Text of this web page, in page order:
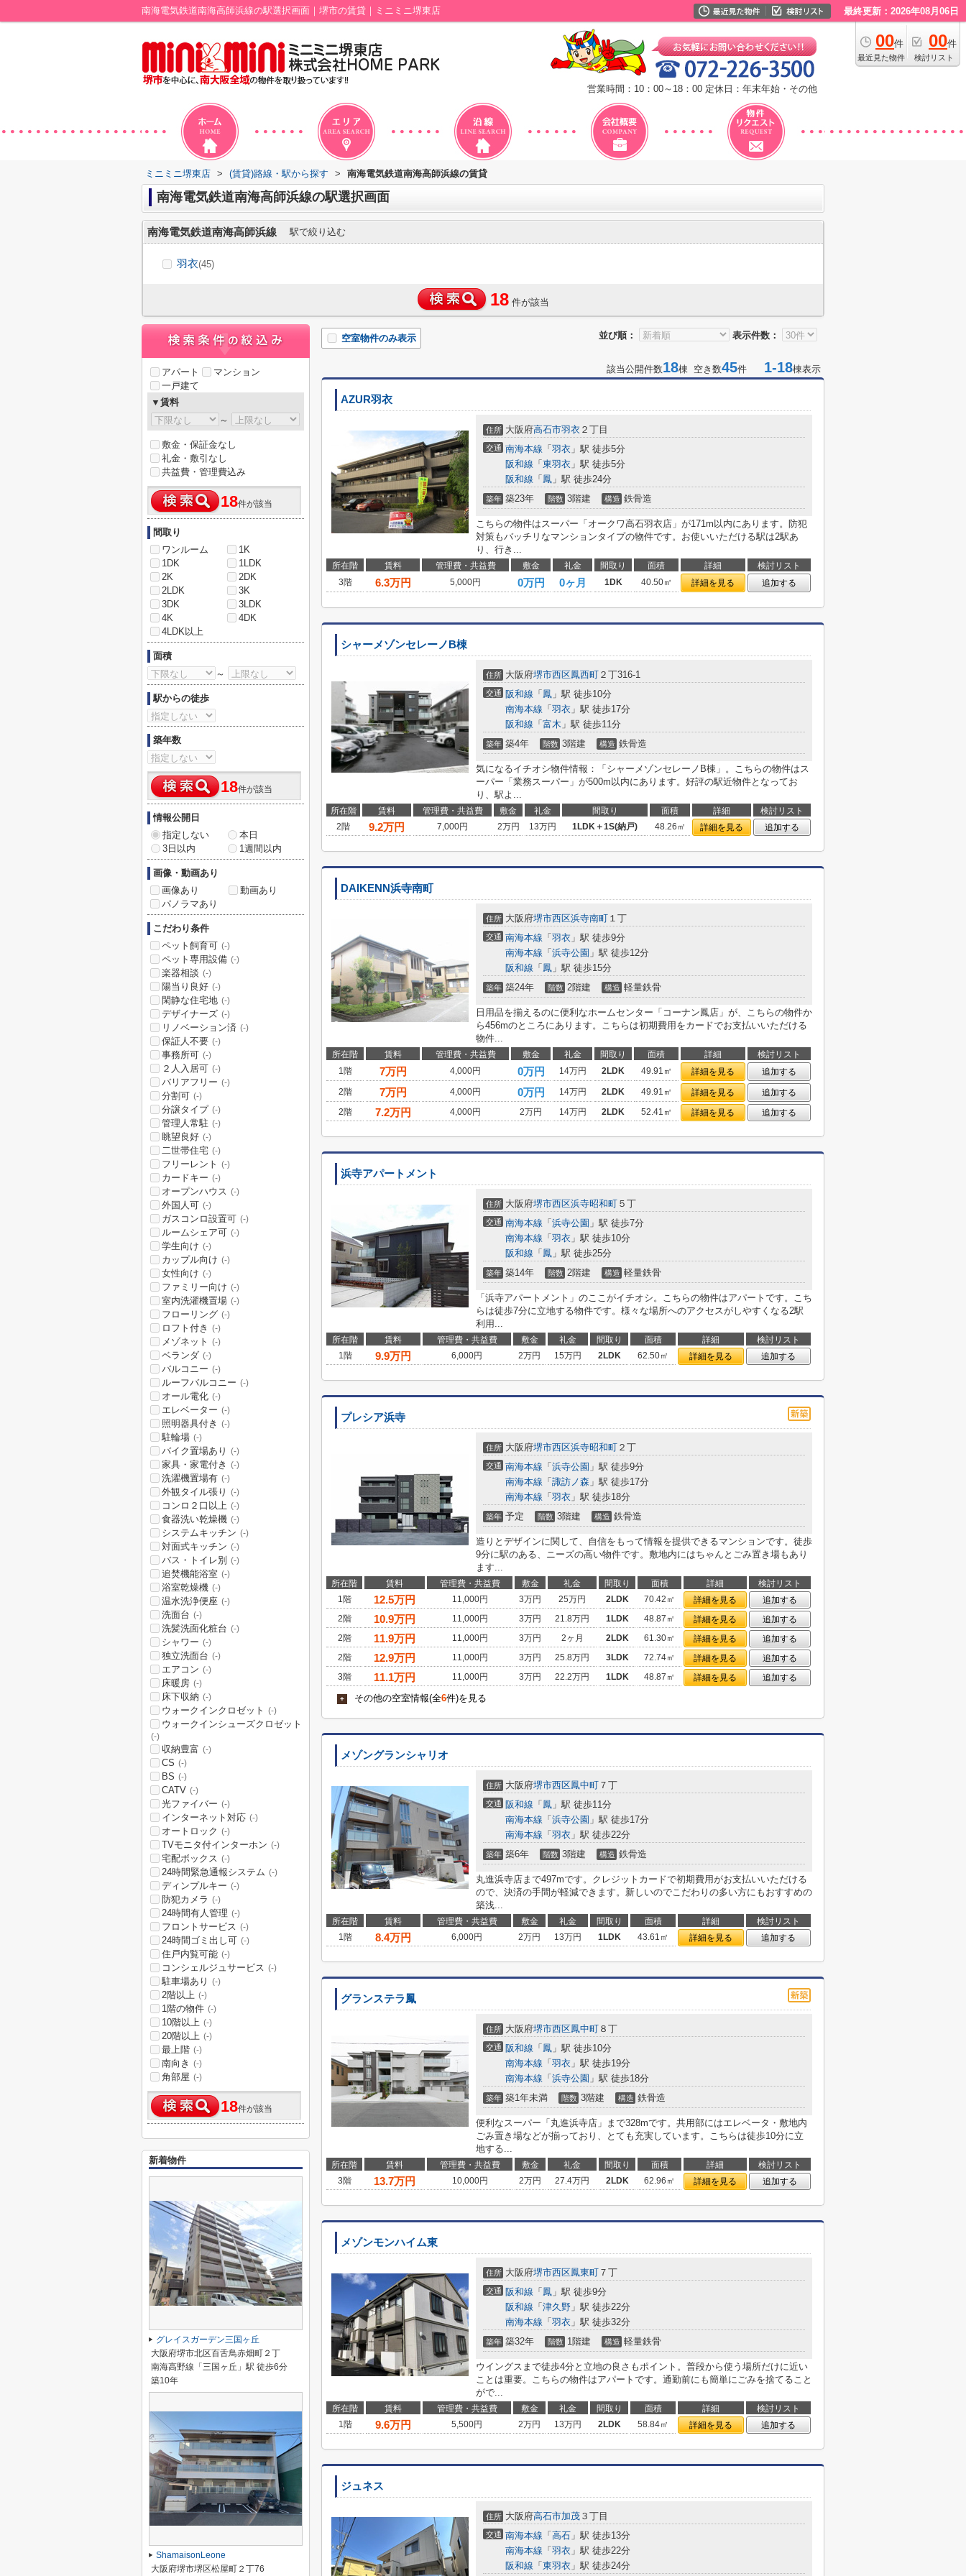
南海電気鉄道南海高師浜線の駅選択画面｜堺市の賃貸｜ミニミニ堺東店 最終更新：2026年08月06日
00件
最近見た物件
00件
検討リスト
営業時間：10：00～18：00 定休日：年末年始・その他
ミニミニ堺東店 > (賃貸)路線・駅から探す > 南海電気鉄道南海高師浜線の賃貸
南海電気鉄道南海高師浜線の駅選択画面
南海電気鉄道南海高師浜線 駅で絞り込む
羽衣(45)
18 件が該当
並び順： 表示件数：
空室物件のみ表示
該当公開件数18棟 空き数45件 1-18棟表示
AZUR羽衣
住所 大阪府高石市羽衣 ２丁目
交通 南海本線 「 羽衣 」駅 徒歩5分
阪和線 「 東羽衣 」駅 徒歩5分
阪和線 「 鳳 」駅 徒歩24分
築年 築23年 階数 3階建 構造 鉄骨造
こちらの物件はスーパー「オークワ高石羽衣店」が171m以内にあります。防犯
対策もバッチリなマンションタイプの物件です。お使いいただける駅は2駅あ
り、行き...
所在階 賃料 管理費・共益費 敷金 礼金 間取り 面積 詳細
検討リスト
3階
6.3万円 5,000円 0万円 0ヶ月 1DK 40.50㎡ 詳細を見る 追加する
シャーメゾンセレーノB棟
住所 大阪府堺市西区鳳西町 ２丁316-1
交通 阪和線 「 鳳 」駅 徒歩10分
南海本線 「 羽衣 」駅 徒歩17分
阪和線 「 富木 」駅 徒歩11分
築年 築4年 階数 3階建 構造 鉄骨造
気になるイチオシ物件情報：「シャーメゾンセレーノB棟」。こちらの物件はス
ーパー「業務スーパー」が500m以内にあります。好評の駅近物件となってお
り、駅よ...
所在階 賃料 管理費・共益費 敷金 礼金 間取り 面積 詳細
検討リスト
2階
9.2万円 7,000円 2万円 13万円 1LDK＋1S(納戸) 48.26㎡ 詳細を見る 追加する
DAIKENN浜寺南町
住所 大阪府堺市西区浜寺南町 １丁
交通 南海本線 「 羽衣 」駅 徒歩9分
南海本線 「 浜寺公園 」駅 徒歩12分
阪和線 「 鳳 」駅 徒歩15分
築年 築24年 階数 2階建 構造 軽量鉄骨
日用品を揃えるのに便利なホームセンター「コーナン鳳店」が、こちらの物件か
ら456mのところにあります。こちらは初期費用をカードでお支払いいただける
物件...
所在階 賃料 管理費・共益費 敷金 礼金 間取り 面積 詳細
検討リスト
1階
7万円 4,000円 0万円 14万円 2LDK 49.91㎡ 詳細を見る
追加する
2階
7万円 4,000円 0万円 14万円 2LDK 49.91㎡ 詳細を見る
追加する
2階
7.2万円 4,000円 2万円 14万円 2LDK 52.41㎡ 詳細を見る 追加する
浜寺アパートメント
住所 大阪府堺市西区浜寺昭和町 ５丁
交通 南海本線 「 浜寺公園 」駅 徒歩7分
南海本線 「 羽衣 」駅 徒歩10分
阪和線 「 鳳 」駅 徒歩25分
築年 築14年 階数 2階建 構造 軽量鉄骨
「浜寺アパートメント」のここがイチオシ。こちらの物件はアパートです。こち
らは徒歩7分に立地する物件です。様々な場所へのアクセスがしやすくなる2駅
利用...
所在階 賃料 管理費・共益費 敷金 礼金 間取り 面積 詳細
検討リスト
1階
9.9万円 6,000円 2万円 15万円 2LDK 62.50㎡ 詳細を見る 追加する
プレシア浜寺
住所 大阪府堺市西区浜寺昭和町 ２丁
交通 南海本線 「 浜寺公園 」駅 徒歩9分
南海本線 「 諏訪ノ森 」駅 徒歩17分
南海本線 「 羽衣 」駅 徒歩18分
築年 予定 階数 3階建 構造 鉄骨造
造りとデザインに関して、自信をもって情報を提供できるマンションです。徒歩
9分に駅のある、ニーズの高い物件です。敷地内にはちゃんとごみ置き場もあり
ます...
所在階 賃料 管理費・共益費 敷金 礼金 間取り 面積 詳細
検討リスト
1階
12.5万円 11,000円 3万円 25万円 2LDK 70.42㎡ 詳細を見る
追加する
2階
10.9万円 11,000円 3万円 21.8万円 1LDK 48.87㎡ 詳細を見る
追加する
2階
11.9万円 11,000円 3万円 2ヶ月 2LDK 61.30㎡ 詳細を見る
追加する
2階
12.9万円 11,000円 3万円 25.8万円 3LDK 72.74㎡ 詳細を見る
追加する
3階
11.1万円 11,000円 3万円 22.2万円 1LDK 48.87㎡ 詳細を見る 追加する
+ その他の空室情報(全6件)を見る
メゾングランシャリオ
住所 大阪府堺市西区鳳中町 ７丁
交通 阪和線 「 鳳 」駅 徒歩11分
南海本線 「 浜寺公園 」駅 徒歩17分
南海本線 「 羽衣 」駅 徒歩22分
築年 築6年 階数 3階建 構造 鉄骨造
丸進浜寺店まで497mです。クレジットカードで初期費用がお支払いいただける
ので、決済の手間が軽減できます。新しいのでこだわりの多い方にもおすすめの
築浅...
所在階 賃料 管理費・共益費 敷金 礼金 間取り 面積 詳細
検討リスト
1階
8.4万円 6,000円 2万円 13万円 1LDK 43.61㎡ 詳細を見る 追加する
グランステラ鳳
住所 大阪府堺市西区鳳中町 ８丁
交通 阪和線 「 鳳 」駅 徒歩10分
南海本線 「 羽衣 」駅 徒歩19分
南海本線 「 浜寺公園 」駅 徒歩18分
築年 築1年未満 階数 3階建 構造 鉄骨造
便利なスーパー「丸進浜寺店」まで328mです。共用部にはエレベータ・敷地内
ごみ置き場などが揃っており、とても充実しています。こちらは徒歩10分に立
地する...
所在階 賃料 管理費・共益費 敷金 礼金 間取り 面積 詳細
検討リスト
3階
13.7万円 10,000円 2万円 27.4万円 2LDK 62.96㎡ 詳細を見る 追加する
メゾンモンハイム東
住所 大阪府堺市西区鳳東町 ７丁
交通 阪和線 「 鳳 」駅 徒歩9分
阪和線 「 津久野 」駅 徒歩22分
南海本線 「 羽衣 」駅 徒歩32分
築年 築32年 階数 1階建 構造 軽量鉄骨
ウイングスまで徒歩4分と立地の良さもポイント。普段から使う場所だけに近い
ことは重要。こちらの物件はアパートです。通勤前にも簡単にごみを捨てること
がで...
所在階 賃料 管理費・共益費 敷金 礼金 間取り 面積 詳細
検討リスト
1階
9.6万円 5,500円 2万円 13万円 2LDK 58.84㎡ 詳細を見る 追加する
ジュネス
住所 大阪府高石市加茂 ３丁目
交通 南海本線 「 高石 」駅 徒歩13分
南海本線 「 羽衣 」駅 徒歩22分
阪和線 「 東羽衣 」駅 徒歩24分
アパート
マンション
一戸建て
▼賃料
～
敷金・保証金なし
礼金・敷引なし
共益費・管理費込み
18件が該当
間取り
ワンルーム
1K
1DK
1LDK
2K
2DK
2LDK
3K
3DK
3LDK
4K
4DK
4LDK以上
面積
～
駅からの徒歩
築年数
18件が該当
情報公開日
指定しない
本日
3日以内
1週間以内
画像・動画あり
画像あり
動画あり
パノラマあり
こだわり条件
ペット飼育可 (-)
ペット専用設備 (-)
楽器相談 (-)
陽当り良好 (-)
閑静な住宅地 (-)
デザイナーズ (-)
リノベーション済 (-)
保証人不要 (-)
事務所可 (-)
２人入居可 (-)
バリアフリー (-)
分割可 (-)
分譲タイプ (-)
管理人常駐 (-)
眺望良好 (-)
二世帯住宅 (-)
フリーレント (-)
カードキー (-)
オープンハウス (-)
外国人可 (-)
ガスコンロ設置可 (-)
ルームシェア可 (-)
学生向け (-)
カップル向け (-)
女性向け (-)
ファミリー向け (-)
室内洗濯機置場 (-)
フローリング (-)
ロフト付き (-)
メゾネット (-)
ベランダ (-)
バルコニー (-)
ルーフバルコニー (-)
オール電化 (-)
エレベーター (-)
照明器具付き (-)
駐輪場 (-)
バイク置場あり (-)
家具・家電付き (-)
洗濯機置場有 (-)
外観タイル張り (-)
コンロ２口以上 (-)
食器洗い乾燥機 (-)
システムキッチン (-)
対面式キッチン (-)
バス・トイレ別 (-)
追焚機能浴室 (-)
浴室乾燥機 (-)
温水洗浄便座 (-)
洗面台 (-)
洗髪洗面化粧台 (-)
シャワー (-)
独立洗面台 (-)
エアコン (-)
床暖房 (-)
床下収納 (-)
ウォークインクロゼット (-)
ウォークインシューズクロゼット
(-)
収納豊富 (-)
CS (-)
BS (-)
CATV (-)
光ファイバー (-)
インターネット対応 (-)
オートロック (-)
TVモニタ付インターホン (-)
宅配ボックス (-)
24時間緊急通報システム (-)
ディンプルキー (-)
防犯カメラ (-)
24時間有人管理 (-)
フロントサービス (-)
24時間ゴミ出し可 (-)
住戸内覧可能 (-)
コンシェルジュサービス (-)
駐車場あり (-)
2階以上 (-)
1階の物件 (-)
10階以上 (-)
20階以上 (-)
最上階 (-)
南向き (-)
角部屋 (-)
18件が該当
新着物件
グレイスガーデン三国ヶ丘
大阪府堺市北区百舌鳥赤畑町２丁
南海高野線「三国ヶ丘」駅 徒歩6分
築10年
ShamaisonLeone
大阪府堺市堺区松屋町２丁76